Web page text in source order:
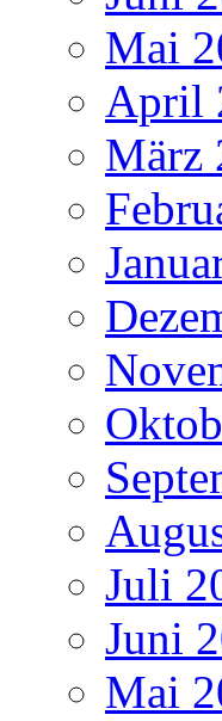
Mai
April
März
Juli
Juni
Mai